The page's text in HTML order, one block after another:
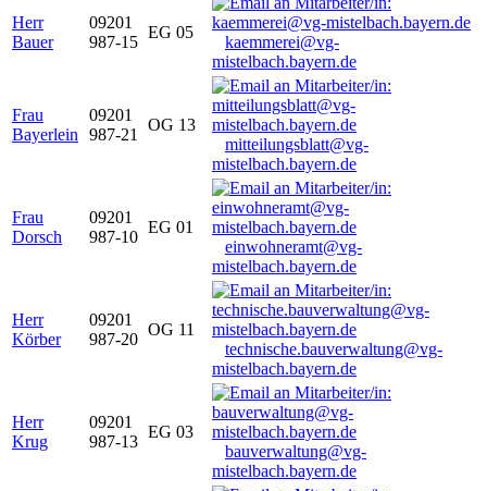
Herr
Bauer
09201
987-15
EG 05
kaemmerei@vg-
mistelbach.bayern.de
Frau
Bayerlein
09201
987-21
OG 13
mitteilungsblatt@vg-
mistelbach.bayern.de
Frau
Dorsch
09201
987-10
EG 01
einwohneramt@vg-
mistelbach.bayern.de
Herr
Körber
09201
987-20
OG 11
technische.bauverwaltung@vg-
mistelbach.bayern.de
Herr
Krug
09201
987-13
EG 03
bauverwaltung@vg-
mistelbach.bayern.de